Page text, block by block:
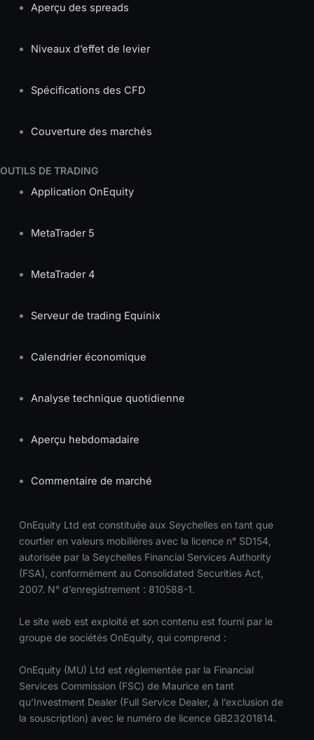
Aperçu des spreads
Niveaux d’effet de levier
Spécifications des CFD
Couverture des marchés
OUTILS DE TRADING
Application OnEquity
MetaTrader 5
MetaTrader 4
Serveur de trading Equinix
Calendrier économique
Analyse technique quotidienne
Aperçu hebdomadaire
Commentaire de marché
OnEquity Ltd est constituée aux Seychelles en tant que
courtier en valeurs mobilières avec la licence n° SD154,
autorisée par la Seychelles Financial Services Authority
(FSA), conformément au Consolidated Securities Act,
2007. N° d’enregistrement : 810588-1.
Le site web est exploité et son contenu est fourni par le
groupe de sociétés OnEquity, qui comprend :
OnEquity (MU) Ltd est réglementée par la Financial
Services Commission (FSC) de Maurice en tant
qu’Investment Dealer (Full Service Dealer, à l’exclusion de
la souscription) avec le numéro de licence GB23201814.